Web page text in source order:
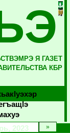
Я ГАЗЕТ
КБР
2023